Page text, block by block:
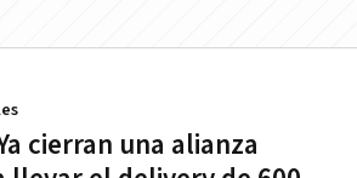
cierran una alianza